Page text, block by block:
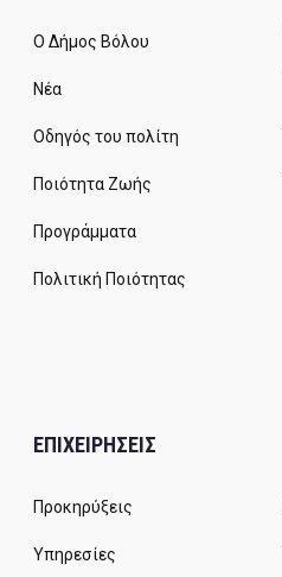
Ο Δήμος Βόλου
Νέα
Οδηγός του πολίτη
Ποιότητα Ζωής
Προγράμματα
Πολιτική Ποιότητας
ΕΠΙΧΕΙΡΗΣΕΙΣ
Προκηρύξεις
Υπηρεσίες